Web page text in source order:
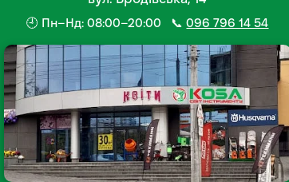
🕘 Пн–Нд: 08:00–20:00 📞096 796 14 54